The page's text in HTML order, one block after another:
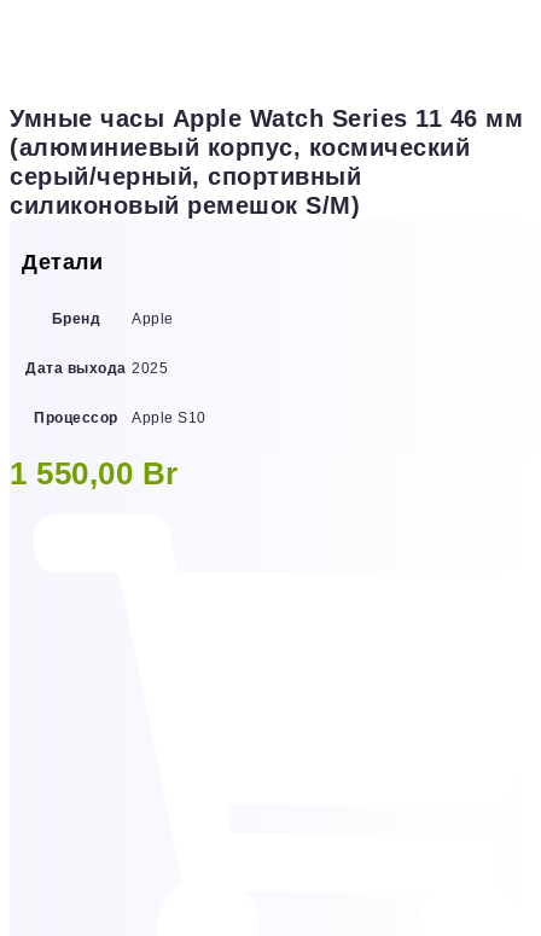
Умные часы Apple Watch Series 11 46 мм
(алюминиевый корпус, космический
серый/черный, спортивный
силиконовый ремешок S/M)
Детали
Бренд Apple
Дата выхода 2025
Процессор Apple S10
1 550,00 Br